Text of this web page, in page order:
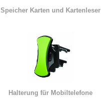
Speicher Karten und Kartenleser
Halterung für Mobiltelefone